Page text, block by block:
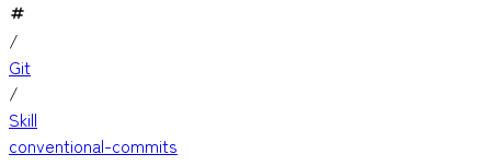
/
Git
/
Skill
conventional-commits